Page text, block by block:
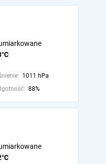
1011 hPa
88%